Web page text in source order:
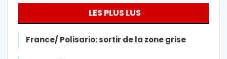
LES PLUS LUS
France/ Polisario: sortir de la zone grise